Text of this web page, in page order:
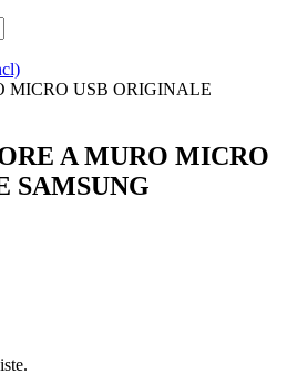
A MURO MICRO
SAMSUNG